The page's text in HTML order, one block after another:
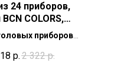
24 приборов,
COLORS,
черныйприборов
в одном
р. 2 322 р.